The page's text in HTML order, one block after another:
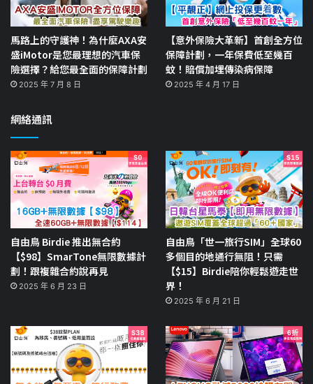
馬路上的守護神！為什麼AXA安
盛iMotor是您最理想的汽車保
險選擇？給您最全面的保障計劃
2025 年 7 月 8 日
【意外保險大革新】首創全方位
保障計劃，一年保費低至幾百
蚊！賠償加埋傳染病保障
2025 年 4 月 17 日
網絡通訊
自由鳥 Birdie 推出無合約
【$98】SmarTone無限數據計
劃！跟複雜合約說再見
2025 年 6 月 23 日
自由鳥「世一旅行SIM」全球60
多個目的地通行無阻！只需
【$15】Birdie陪你輕鬆遊走世
界！
2025 年 6 月 21 日